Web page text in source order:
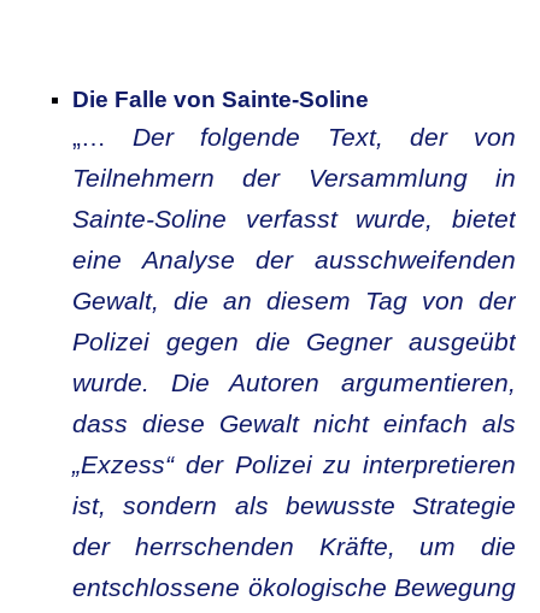
Die Falle von Sainte-Soline
„…Der folgende Text, der von
Teilnehmern der Versammlung in
Sainte-Soline verfasst wurde, bietet
eine Analyse der ausschweifenden
Gewalt, die an diesem Tag von der
Polizei gegen die Gegner ausgeübt
wurde. Die Autoren argumentieren,
dass diese Gewalt nicht einfach als
„Exzess“ der Polizei zu interpretieren
ist, sondern als bewusste Strategie
der herrschenden Kräfte, um die
entschlossene ökologische Bewegung